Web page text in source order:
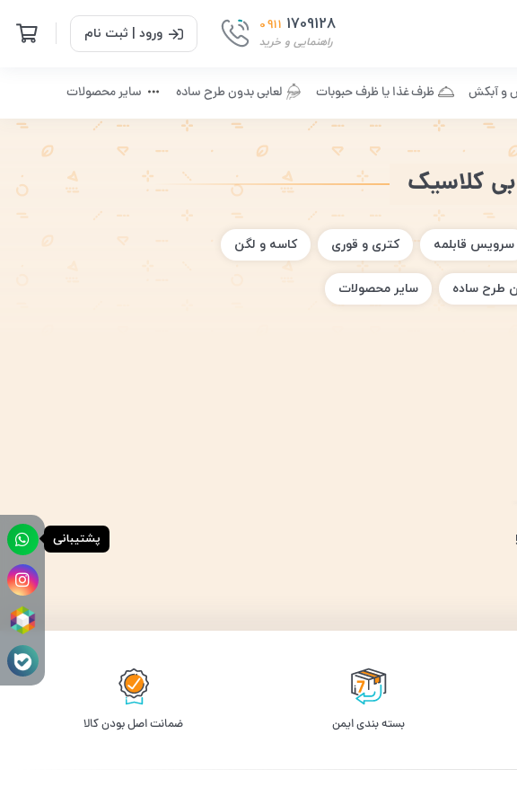
0911 1709128
راهنمایی و خرید ورود | ثبت نام
و آبکش ظرف غذا یا ظرف حبوبات لعابی بدون طرح ساده سایر محصولات
سرویس قابلمه کتری و قوری کاسه و لگن
طرح ساده سایر محصولات
پشتیبانی
بسته بندی ایمن ﺿﻤﺎﻧﺖ اﺻﻞ ﺑﻮدن ﮐﺎﻟﺎ